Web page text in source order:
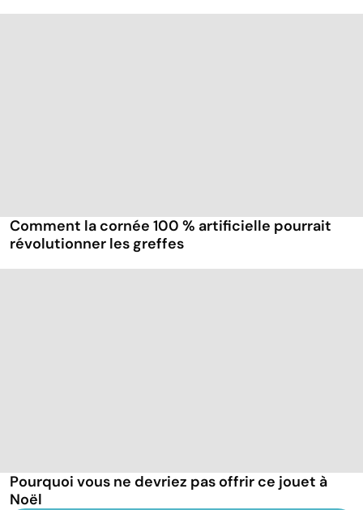
Comment la cornée 100 % artificielle pourrait
révolutionner les greffes
Pourquoi vous ne devriez pas offrir ce jouet à
Noël